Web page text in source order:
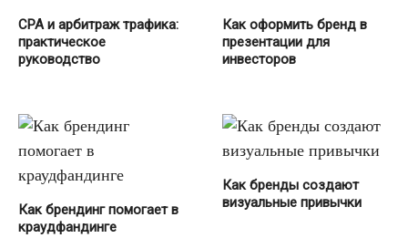
СРА и арбитраж трафика:
практическое
руководство
Как оформить бренд в
презентации для
инвесторов
Как брендинг помогает в
краудфандинге
Как бренды создают
визуальные привычки